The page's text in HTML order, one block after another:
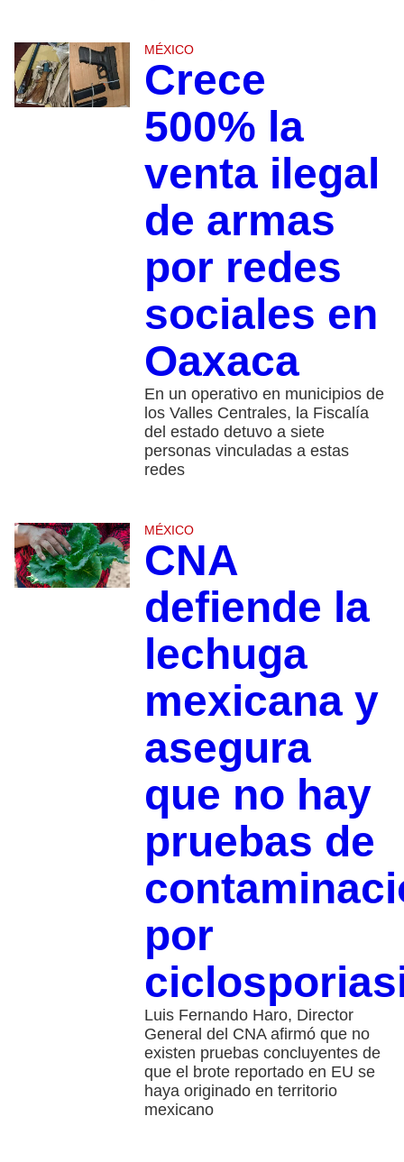
MÉXICO
Crece
500% la
venta ilegal
de armas
por redes
sociales en
Oaxaca
En un operativo en municipios de
los Valles Centrales, la Fiscalía
del estado detuvo a siete
personas vinculadas a estas
redes
MÉXICO
CNA
defiende la
lechuga
mexicana y
asegura
que no hay
pruebas de
por
Luis Fernando Haro, Director
General del CNA afirmó que no
existen pruebas concluyentes de
que el brote reportado en EU se
haya originado en territorio
mexicano